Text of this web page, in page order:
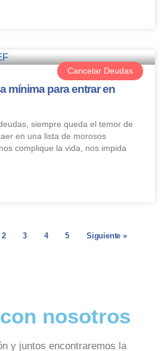
Cancelar Deudas
mínima para entrar en
siempre queda el temor de
en una lista de morosos
complique la vida, nos impida
2 3 4 5 Siguiente »
nosotros
y juntos encontraremos la